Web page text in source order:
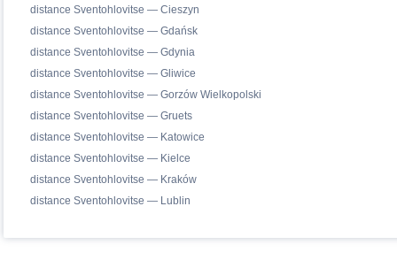
distance Sventohlovitse — Cieszyn
distance Sventohlovitse — Gdańsk
distance Sventohlovitse — Gdynia
distance Sventohlovitse — Gliwice
distance Sventohlovitse — Gorzów Wielkopolski
distance Sventohlovitse — Gruets
distance Sventohlovitse — Katowice
distance Sventohlovitse — Kielce
distance Sventohlovitse — Kraków
distance Sventohlovitse — Lublin